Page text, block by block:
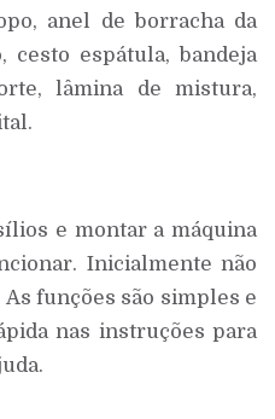
anel de borracha da
cesto espátula, bandeja
lâmina de mistura,
e montar a máquina
Inicialmente não
funções são simples e
nas instruções para